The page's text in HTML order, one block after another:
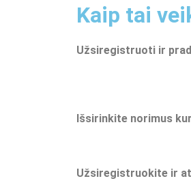
Kaip tai
Užsiregistruoti ir
Išsirinkite norimus
Užsiregistruokite ir